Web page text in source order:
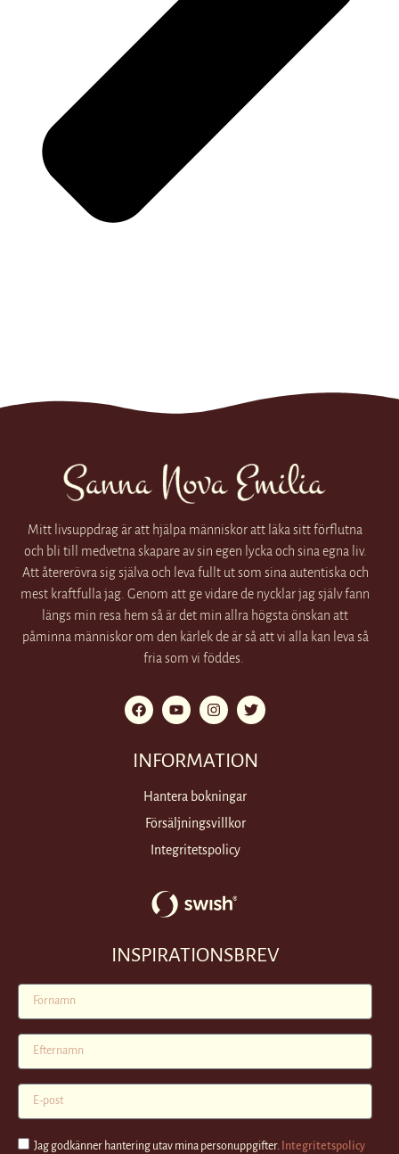
Mitt livsuppdrag är att hjälpa människor att läka sitt förflutna
och bli till medvetna skapare av sin egen lycka och sina egna liv.
Att återerövra sig själva och leva fullt ut som sina autentiska och
mest kraftfulla jag. Genom att ge vidare de nycklar jag själv fann
längs min resa hem så är det min allra högsta önskan att
påminna människor om den kärlek de är så att vi alla kan leva så
fria som vi föddes.
INFORMATION
Hantera bokningar
Försäljningsvillkor
Integritetspolicy
INSPIRATIONSBREV
Jag godkänner hantering utav mina personuppgifter. Integritetspolicy